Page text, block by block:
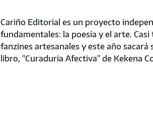
Cariño Editorial es un proyecto
fundamentales: la poesía y el arte.
fanzines artesanales y este año
libro, "Curaduria Afectiva" de Kekena